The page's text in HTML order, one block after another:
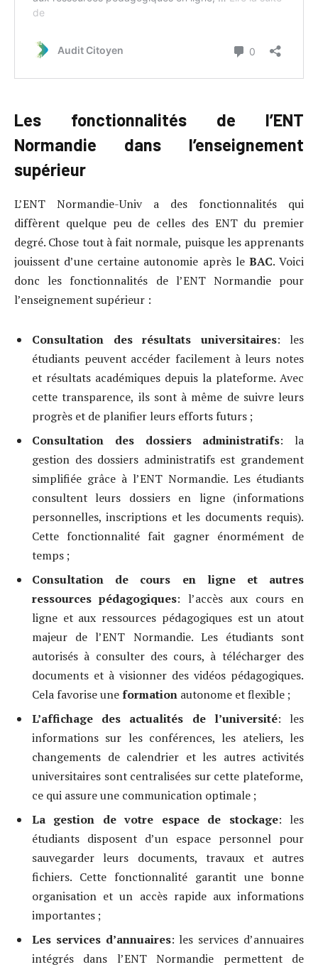
Les fonctionnalités de l’ENT
Normandie dans l’enseignement
supérieur
L’ENT Normandie-Univ a des fonctionnalités qui
diffèrent quelque peu de celles des ENT du premier
degré. Chose tout à fait normale, puisque les apprenants
jouissent d’une certaine autonomie après le BAC. Voici
donc les fonctionnalités de l’ENT Normandie pour
l’enseignement supérieur :
Consultation des résultats universitaires: les
étudiants peuvent accéder facilement à leurs notes
et résultats académiques depuis la plateforme. Avec
cette transparence, ils sont à même de suivre leurs
progrès et de planifier leurs efforts futurs ;
Consultation des dossiers administratifs: la
gestion des dossiers administratifs est grandement
simplifiée grâce à l’ENT Normandie. Les étudiants
consultent leurs dossiers en ligne (informations
personnelles, inscriptions et les documents requis).
Cette fonctionnalité fait gagner énormément de
temps ;
Consultation de cours en ligne et autres
ressources pédagogiques: l’accès aux cours en
ligne et aux ressources pédagogiques est un atout
majeur de l’ENT Normandie. Les étudiants sont
autorisés à consulter des cours, à télécharger des
documents et à visionner des vidéos pédagogiques.
Cela favorise uneformation autonome et flexible ;
L’affichage des actualités de l’université: les
informations sur les conférences, les ateliers, les
changements de calendrier et les autres activités
universitaires sont centralisées sur cette plateforme,
ce qui assure une communication optimale ;
La gestion de votre espace de stockage: les
étudiants disposent d’un espace personnel pour
sauvegarder leurs documents, travaux et autres
fichiers. Cette fonctionnalité garantit une bonne
organisation et un accès rapide aux informations
importantes ;
Les services d’annuaires: les services d’annuaires
intégrés dans l’ENT Normandie permettent de